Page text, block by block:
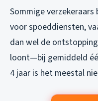
Sommige
voor spoeddiensten,
dan wel de
loont—bij gemiddeld
4 jaar is het meestal